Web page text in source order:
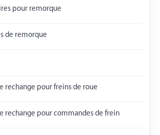
pour remorque
de remorque
rechange pour freins de roue
rechange pour commandes de frein